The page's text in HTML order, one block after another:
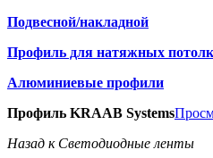
Подвесной/накладной
Профиль для натяжных
Алюминиевые профили
Профиль KRAAB Systems
Назад к Светодиодные ленты